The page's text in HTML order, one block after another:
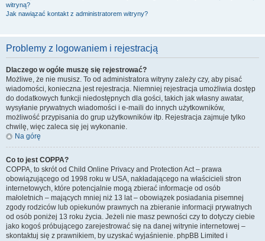
witryną?
Jak nawiązać kontakt z administratorem witryny?
Problemy z logowaniem i rejestracją
Dlaczego w ogóle muszę się rejestrować?
Możliwe, że nie musisz. To od administratora witryny zależy czy, aby pisać
wiadomości, konieczna jest rejestracja. Niemniej rejestracja umożliwia dostęp
do dodatkowych funkcji niedostępnych dla gości, takich jak własny awatar,
wysyłanie prywatnych wiadomości i e-maili do innych użytkowników,
możliwość przypisania do grup użytkowników itp. Rejestracja zajmuje tylko
chwilę, więc zaleca się jej wykonanie.
Na górę
Co to jest COPPA?
COPPA, to skrót od Child Online Privacy and Protection Act – prawa
obowiązującego od 1998 roku w USA, nakładającego na właścicieli stron
internetowych, które potencjalnie mogą zbierać informacje od osób
małoletnich – mających mniej niż 13 lat – obowiązek posiadania pisemnej
zgody rodziców lub opiekunów prawnych na zbieranie informacji prywatnych
od osób poniżej 13 roku życia. Jeżeli nie masz pewności czy to dotyczy ciebie
jako kogoś próbującego zarejestrować się na danej witrynie internetowej –
skontaktuj się z prawnikiem, by uzyskać wyjaśnienie. phpBB Limited i